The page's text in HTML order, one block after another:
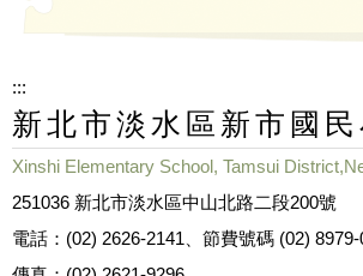
:::
新北市淡水區新市國民
Xinshi Elementary School, Tamsui
251036 新北市淡水區中山北路二段200號
電話：(02) 2626-2141、節費號碼 (02) 8979-